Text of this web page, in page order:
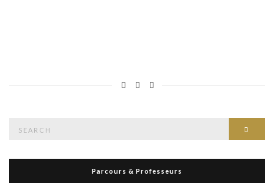
Parcours & Professeurs